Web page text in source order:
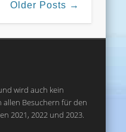
Older Posts →
wird auch kein
allen Besuchern für den
2021, 2022 und 2023.